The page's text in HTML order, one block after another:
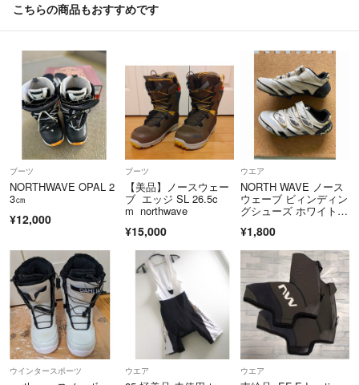
こちらの商品もおすすめです
ブーツ
NORTHWAVE OPAL 2
3㎝
¥12,000
ブーツ
【美品】ノースウェー
ブ エッジ SL 26.5c
m northwave
¥15,000
ウエア
NORTH WAVE ノース
ウェーブ ビィンディン
グシューズ ホワイト/
¥1,800
ウインタースポーツ ウエア ウエア